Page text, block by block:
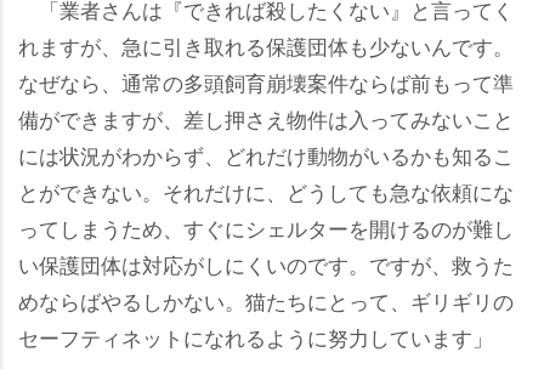
「業者さんは『できれば殺したくない』と言ってく
れますが、急に引き取れる保護団体も少ないんです。
なぜなら、通常の多頭飼育崩壊案件ならば前もって準
備ができますが、差し押さえ物件は入ってみないこと
には状況がわからず、どれだけ動物がいるかも知るこ
とができない。それだけに、どうしても急な依頼にな
ってしまうため、すぐにシェルターを開けるのが難し
い保護団体は対応がしにくいのです。ですが、救うた
めならばやるしかない。猫たちにとって、ギリギリの
セーフティネットになれるように努力しています」